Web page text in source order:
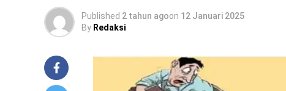
Published 2 tahun agoon 12 Januari 2025
By Redaksi